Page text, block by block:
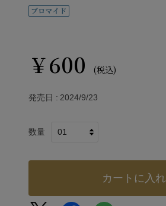
￥600 (税込)
発売日 2024/9/23
数量
カートに入